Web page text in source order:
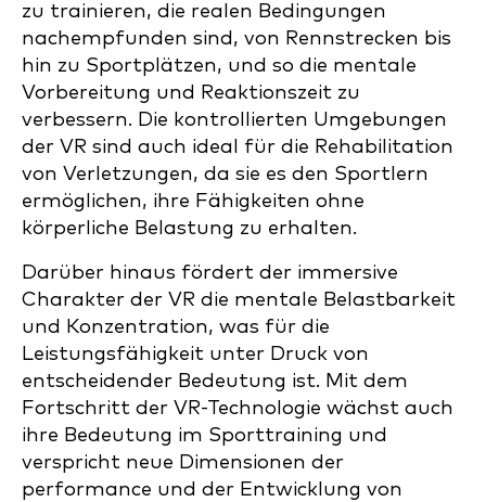
zu trainieren, die realen Bedingungen
nachempfunden sind, von Rennstrecken bis
hin zu Sportplätzen, und so die mentale
Vorbereitung und Reaktionszeit zu
verbessern. Die kontrollierten Umgebungen
der VR sind auch ideal für die Rehabilitation
von Verletzungen, da sie es den Sportlern
ermöglichen, ihre Fähigkeiten ohne
körperliche Belastung zu erhalten.
Darüber hinaus fördert der immersive
Charakter der VR die mentale Belastbarkeit
und Konzentration, was für die
Leistungsfähigkeit unter Druck von
entscheidender Bedeutung ist. Mit dem
Fortschritt der VR-Technologie wächst auch
ihre Bedeutung im Sporttraining und
verspricht neue Dimensionen der
performance und der Entwicklung von